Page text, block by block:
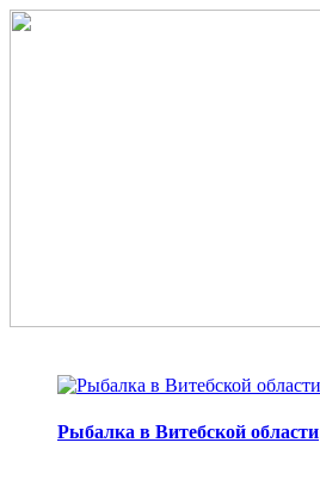
Перейти к основному содержанию
Рыбалка в Витебской области